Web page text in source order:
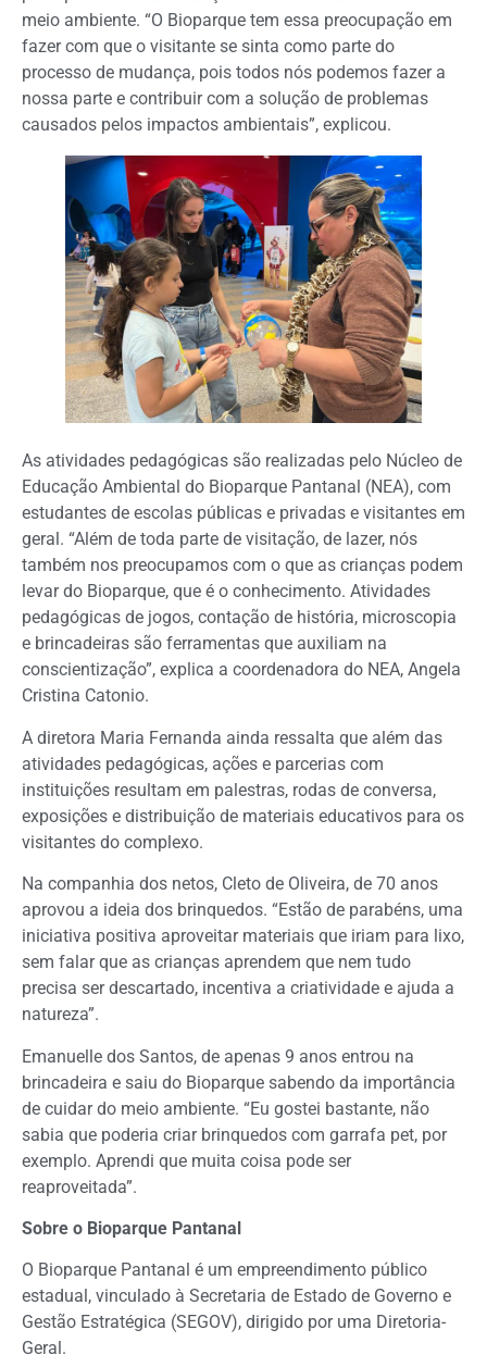
meio ambiente. “O Bioparque tem essa preocupação em
fazer com que o visitante se sinta como parte do
processo de mudança, pois todos nós podemos fazer a
nossa parte e contribuir com a solução de problemas
causados pelos impactos ambientais”, explicou.
As atividades pedagógicas são realizadas pelo Núcleo de
Educação Ambiental do Bioparque Pantanal (NEA), com
estudantes de escolas públicas e privadas e visitantes em
geral. “Além de toda parte de visitação, de lazer, nós
também nos preocupamos com o que as crianças podem
levar do Bioparque, que é o conhecimento. Atividades
pedagógicas de jogos, contação de história, microscopia
e brincadeiras são ferramentas que auxiliam na
conscientização”, explica a coordenadora do NEA, Angela
Cristina Catonio.
A diretora Maria Fernanda ainda ressalta que além das
atividades pedagógicas, ações e parcerias com
instituições resultam em palestras, rodas de conversa,
exposições e distribuição de materiais educativos para os
visitantes do complexo.
Na companhia dos netos, Cleto de Oliveira, de 70 anos
aprovou a ideia dos brinquedos. “Estão de parabéns, uma
iniciativa positiva aproveitar materiais que iriam para lixo,
sem falar que as crianças aprendem que nem tudo
precisa ser descartado, incentiva a criatividade e ajuda a
natureza”.
Emanuelle dos Santos, de apenas 9 anos entrou na
brincadeira e saiu do Bioparque sabendo da importância
de cuidar do meio ambiente. “Eu gostei bastante, não
sabia que poderia criar brinquedos com garrafa pet, por
exemplo. Aprendi que muita coisa pode ser
reaproveitada”.
Sobre o Bioparque Pantanal
O Bioparque Pantanal é um empreendimento público
estadual, vinculado à Secretaria de Estado de Governo e
Gestão Estratégica (SEGOV), dirigido por uma Diretoria-
Geral.